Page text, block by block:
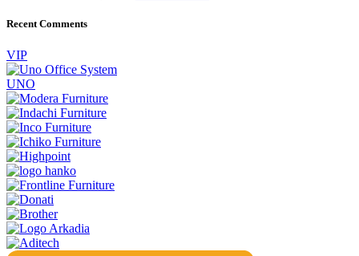
Recent Comments
VIP
UNO